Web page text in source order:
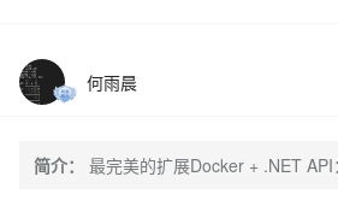
何雨晨
简介： 最完美的扩展Docker + .NET